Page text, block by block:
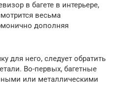
в багете в интерьере,
весьма
дополняя
для него, следует обратить
Во-первых, багетные
или металлическими